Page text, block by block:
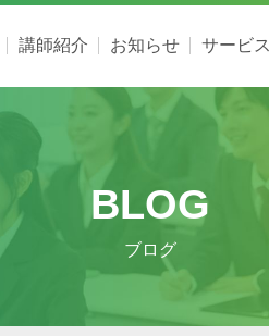
講師紹介 お知らせ サービス
BLOG
ブログ